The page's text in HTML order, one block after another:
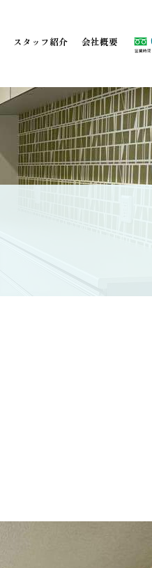
スタッフ紹介 会社概要